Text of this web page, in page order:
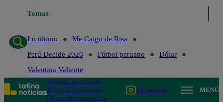
Temas
Lo último
Me Caigo de Risa
Perú Decide 2026
Fútbol peruano
Dólar
Valentina Valiente
PolíticaLimaMundo
Te ayudoTendencias
DeportesEspectáculos
TV en vivo MENÚ